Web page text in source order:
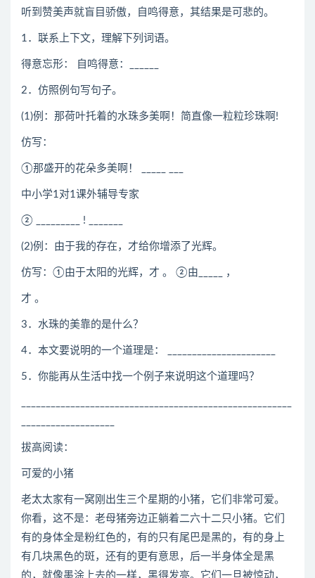
听到赞美声就盲目骄傲，自鸣得意，其结果是可悲的。
1．联系上下文，理解下列词语。
得意忘形： 自鸣得意：______
2．仿照例句写句子。
(1)例：那荷叶托着的水珠多美啊！简直像一粒粒珍珠啊!
仿写：
①那盛开的花朵多美啊！ _____ ___
中小学1对1课外辅导专家
② _________ ! _______
(2)例：由于我的存在，才给你增添了光辉。
仿写：①由于太阳的光辉，才 。 ②由_____ ，
才 。
3．水珠的美靠的是什么？
4．本文要说明的一个道理是： ______________________
5．你能再从生活中找一个例子来说明这个道理吗？
拔高阅读：
可爱的小猪
老太太家有一窝刚出生三个星期的小猪，它们非常可爱。
你看，这不是：老母猪旁边正躺着二六十二只小猪。它们
有的身体全是粉红色的，有的只有尾巴是黑的，有的身上
有几块黑色的斑，还有的更有意思，后一半身体全是黑
的，就像墨涂上去的一样，黑得发亮。它们一旦被惊动，